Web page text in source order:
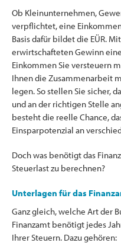
Ob Kleinunternehmen,
verpflichtet, eine
Basis dafür bildet die EÜR.
erwirtschafteten Gewinn
Einkommen Sie versteuern
Ihnen die Zusammenarbeit
legen. So stellen Sie sicher,
und an der richtigen Stelle
besteht die reelle Chance,
Einsparpotenzial an
Doch was benötigt das
Steuerlast zu berechnen?
Unterlagen für das
Ganz gleich, welche Art der
Finanzamt benötigt jedes
Ihrer Steuern. Dazu gehören: